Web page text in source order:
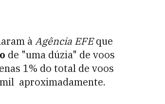
àAgência EFEque
de "uma dúzia" de voos
1% do total de voos
aproximadamente.